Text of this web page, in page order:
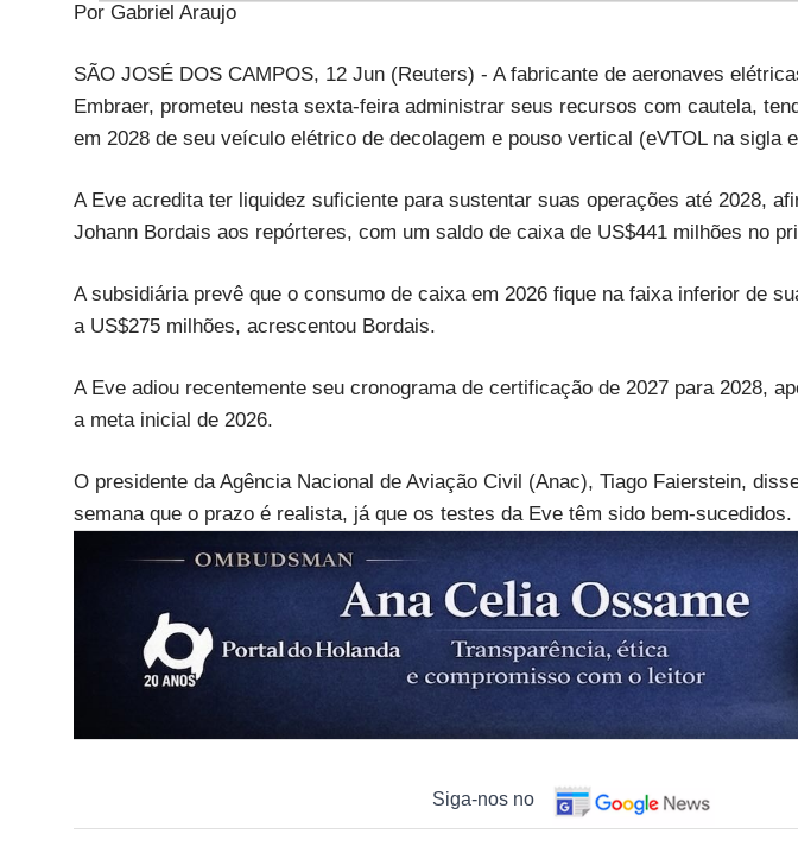
Por Gabriel Araujo
SÃO JOSÉ DOS CAMPOS, 12 Jun (Reuters) - A fabricante de aeronaves
Embraer, prometeu nesta sexta-feira administrar seus recursos com cautela,
em 2028 de seu veículo elétrico de decolagem e pouso vertical (eVTOL na sigla
A Eve acredita ter liquidez suficiente para sustentar suas operações até 2028,
Johann Bordais aos repórteres, com um saldo de caixa de US$441 milhões no
A subsidiária prevê que o consumo de caixa em 2026 fique na faixa inferior de
a US$275 milhões, acrescentou Bordais.
A Eve adiou recentemente seu cronograma de certificação de 2027 para 2028,
a meta inicial de 2026.
O presidente da Agência Nacional de Aviação Civil (Anac), Tiago Faierstein,
semana que o prazo é realista, já que os testes da Eve têm sido bem-sucedidos.
Siga-nos no